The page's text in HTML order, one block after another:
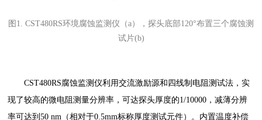
图1. CST480RS环境腐蚀监测仪（a），探头底部120°布置三个腐蚀测
试片(b)
CST480RS腐蚀监测仪利用交流激励源和四线制电阻测试法，实
现了较高的微电阻测量分辨率，可达探头厚度的1/10000，减薄分辨
率可达到50 nm（相对于0.5mm标称厚度测试元件）。内置温度补偿